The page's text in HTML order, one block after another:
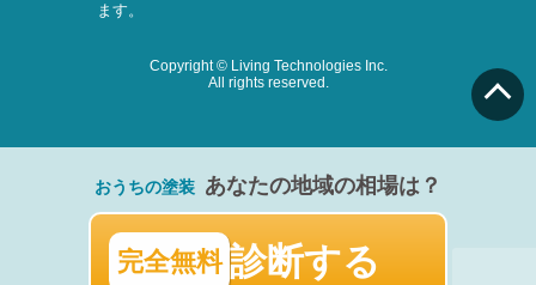
ます。
Copyright © Living Technologies Inc.
All rights reserved.
おうちの塗装 あなたの地域の相場は？
完全無料 診断する